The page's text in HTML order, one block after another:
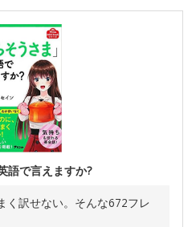
語で言えますか?
く訳せない。そんな672フレ